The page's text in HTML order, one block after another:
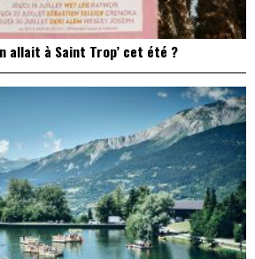
allait à Saint Trop’ cet été ?